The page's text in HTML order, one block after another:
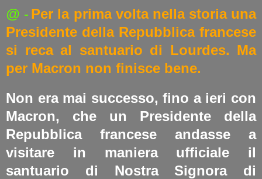
@ - Per la prima volta nella storia una
Presidente della Repubblica francese
si reca al santuario di Lourdes. Ma
per Macron non finisce bene.
Non era mai successo, fino a ieri con
Macron, che un Presidente della
Repubblica francese andasse a
visitare in maniera ufficiale il
santuario di Nostra Signora di